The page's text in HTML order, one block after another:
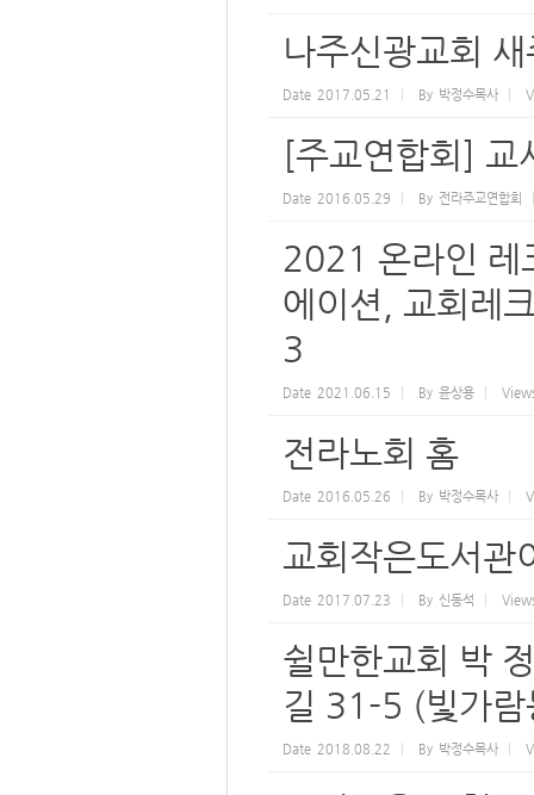
나주신광교회
Date 2017.05.21 By 박정수목사
[주교연합회]
Date 2016.05.29 By 전라주교연합회
2021 온라인 레
에이션, 교회레
3
Date 2021.06.15 By 윤상용
전라노회 홈
Date 2016.05.26 By 박정수목사
교회작은도서관
Date 2017.07.23 By 신동석
쉴만한교회 박
길 31-5 (빛가
Date 2018.08.22 By 박정수목사